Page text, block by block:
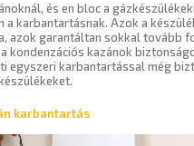
és en bloc a
a karbantartásnak. Azok a
azok garantáltan sokkal tovább
kondenzációs kazánok
egyszeri karbantartással még
karbantartás